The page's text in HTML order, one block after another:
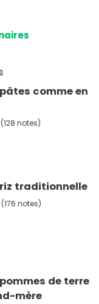
comme en
(128 notes)
traditionnelle
(176 notes)
de terre
mère